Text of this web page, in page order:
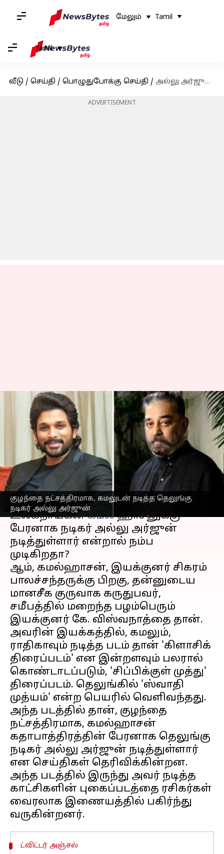
மேலும் Tamil
Tamil
வீடு / செய்தி / பொழுதுபோக்கு செய்தி / அல்லு அர்ஜுனுக்கு தாத்தாவாக கமல்ஹாசனா? வைரலாகும் புகைப்படம்
ADVERTISEMENT
குழந்தை நட்சத்திரமாக, கமலுடன் நடித்த தெலுங்கு
நடிகர் அல்லு அர்ஜுன்
அல்லு அர்ஜுனுக்கு
தாத்தாவாக
கமல்ஹாசனா?
வைரலாகும் புகைப்படம்
எழுதியவர் Venkatalakshmi V Mar 17, 2023 11:41 am
செய்தி முன்னோட்டம்
உலகநாயகன்கமல்ஹாசனுக்கு
பேரனாக நடிகர் அல்லு அர்ஜுன்
நடித்துள்ளார் என்றால் நம்ப
முடிகிறதா?
ஆம், கமல்ஹாசன், இயக்குனர் சிகரம்
பாலச்சந்தருக்கு பிறகு, தன்னுடைய
மானசீக குருவாக கருதுபவர்,
சமீபத்தில் மறைந்த பழம்பெரும்
இயக்குனர் கே. விஸ்வநாத்தை தான்.
அவரின் இயக்கத்தில், கமலும்,
ராதிகாவும் நடித்த படம் தான் 'கிளாசிக்
திரைப்படம்' என இன்றளவும் பலரால்
கொண்டாடப்படும், 'சிப்பிக்குள் முத்து'
திரைப்படம். தெலுங்கில் 'ஸ்வாதி
முத்யம்' என்ற பெயரில் வெளிவந்தது.
அந்த படத்தில் தான், குழந்தை
நட்சத்திரமாக, கமல்ஹாசன்
கதாபாத்திரத்தின் பேரனாக தெலுங்கு
நடிகர் அல்லு அர்ஜுன் நடித்துள்ளார்
என செய்திகள் தெரிவிக்கின்றன.
அந்த படத்தில் இருந்து அவர் நடித்த
காட்சிகளின் புகைப்படத்தை ரசிகர்கள்
வைரலாக இணையத்தில் பகிர்ந்து
ட்விட்டர் அஞ்சல்